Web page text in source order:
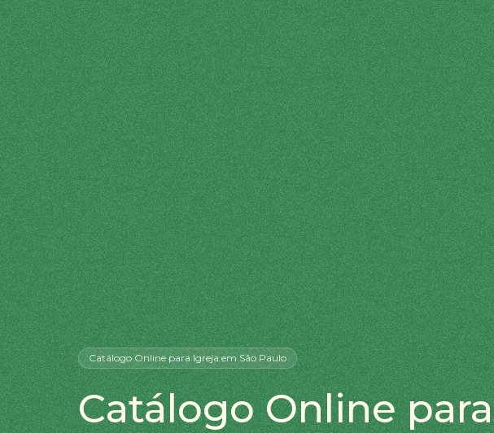
Catálogo Onlinepara Igrejaem São Paulo
Catálogo Online para